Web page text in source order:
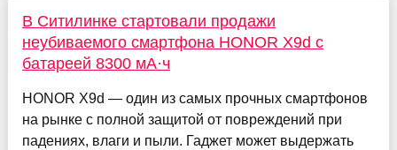
В Ситилинке стартовали продажи
неубиваемого смартфона HONOR X9d с
батареей 8300 мА·ч
HONOR X9d — один из самых прочных смартфонов
на рынке с полной защитой от повреждений при
падениях, влаги и пыли. Гаджет может выдержать